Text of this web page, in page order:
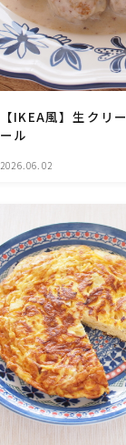
【IKEA風】生クリ
ール
2026.06.02